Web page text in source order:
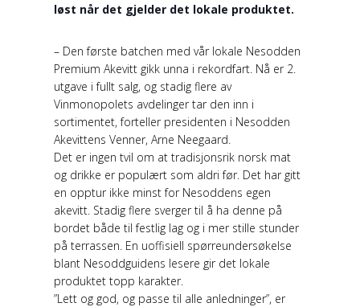
løst når det gjelder det lokale produktet.
– Den første batchen med vår lokale Nesodden
Premium Akevitt gikk unna i rekordfart. Nå er 2.
utgave i fullt salg, og stadig flere av
Vinmonopolets avdelinger tar den inn i
sortimentet, forteller presidenten i Nesodden
Akevittens Venner, Arne Neegaard.
Det er ingen tvil om at tradisjonsrik norsk mat
og drikke er populært som aldri før. Det har gitt
en opptur ikke minst for Nesoddens egen
akevitt. Stadig flere sverger til å ha denne på
bordet både til festlig lag og i mer stille stunder
på terrassen. En uoffisiell spørreundersøkelse
blant Nesoddguidens lesere gir det lokale
produktet topp karakter.
”Lett og god, og passe til alle anledninger”, er